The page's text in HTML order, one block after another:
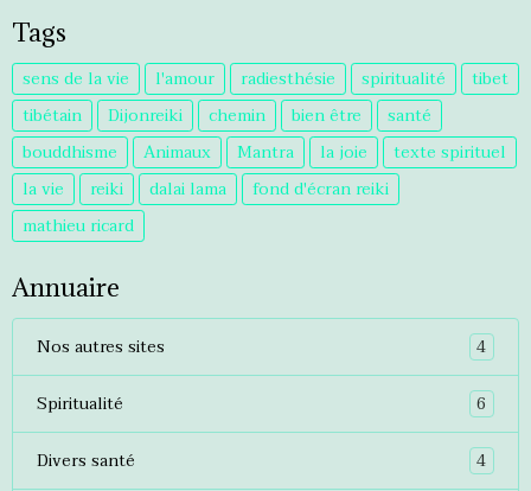
Tags
sens de la vie l'amour radiesthésie spiritualité
tibet
tibétain
Dijonreiki chemin bien être
santé
bouddhisme
Animaux Mantra la joie
texte spirituel
la vie
reiki dalai lama
fond d'écran reiki
mathieu ricard
Annuaire
Nos autres sites 4
Spiritualité 6
Divers santé 4